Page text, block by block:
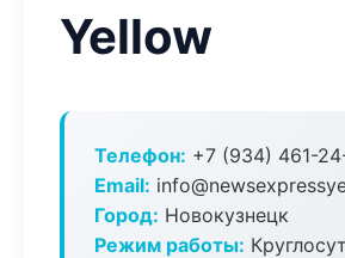
Yellow
Телефон: +7 (934) 461-
Email:
Город: Новокузнецк
Режим работы: